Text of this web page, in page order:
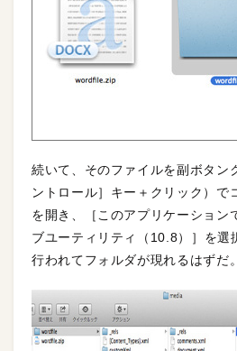
続いて、そのファイルを副ボタン
ントロール］キー＋クリック）で
を開き、［このアプリケーション
ブユーティリティ（10.8）］を選
行われてフォルダが現れるはずだ。